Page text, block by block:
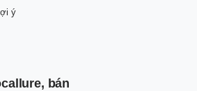
ý
bán